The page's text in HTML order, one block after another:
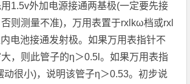
1.5v外加电源接通两基极(一定要先接
则测量不准)，万用表置于rxlkω档或rxl
电池接通发射极。如果万用表指针不
，则此管子的η＞0.5l。如果万用表指
动很小)，说明该管子η＞0.53。初步说